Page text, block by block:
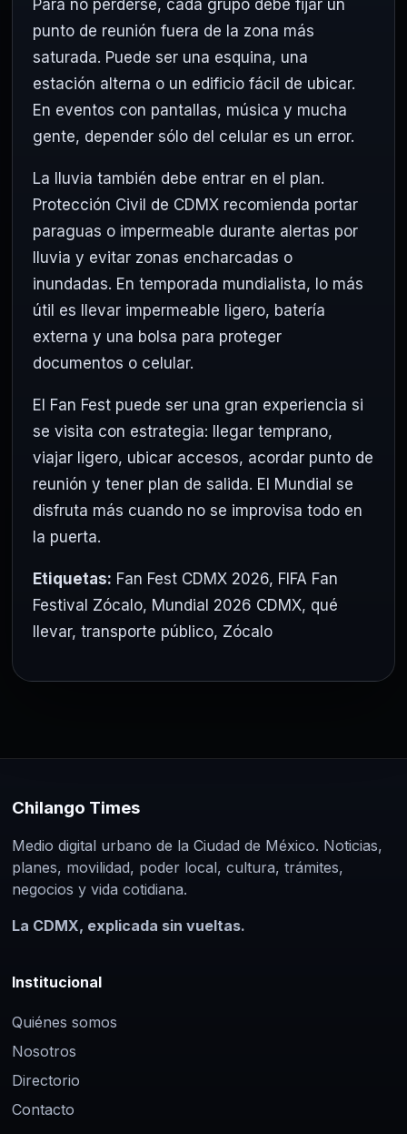
Para no perderse, cada grupo debe fijar un
punto de reunión fuera de la zona más
saturada. Puede ser una esquina, una
estación alterna o un edificio fácil de ubicar.
En eventos con pantallas, música y mucha
gente, depender sólo del celular es un error.
La lluvia también debe entrar en el plan.
Protección Civil de CDMX recomienda portar
paraguas o impermeable durante alertas por
lluvia y evitar zonas encharcadas o
inundadas. En temporada mundialista, lo más
útil es llevar impermeable ligero, batería
externa y una bolsa para proteger
documentos o celular.
El Fan Fest puede ser una gran experiencia si
se visita con estrategia: llegar temprano,
viajar ligero, ubicar accesos, acordar punto de
reunión y tener plan de salida. El Mundial se
disfruta más cuando no se improvisa todo en
la puerta.
Etiquetas: Fan Fest CDMX 2026, FIFA Fan
Festival Zócalo, Mundial 2026 CDMX, qué
llevar, transporte público, Zócalo
Chilango Times
Medio digital urbano de la Ciudad de México. Noticias,
planes, movilidad, poder local, cultura, trámites,
negocios y vida cotidiana.
La CDMX, explicada sin vueltas.
Institucional
Quiénes somos
Nosotros
Directorio
Contacto